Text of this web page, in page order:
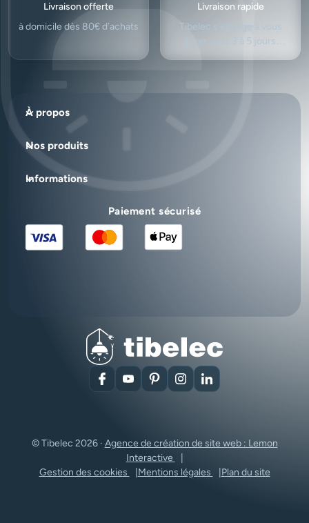
Livraison offerte
à domicile dès 80€ d’achats
Livraison rapide
Tibelec s'engage à vous
livrer sous 3 à 5 jours
À propos
Nos produits
Informations
Paiement sécurisé
FacebookYouTubePinterestInstagramLinkedIn
© Tibelec 2026 · Agence de création de site web : Lemon
Interactive
Gestion des cookies
Mentions légales Plan du site